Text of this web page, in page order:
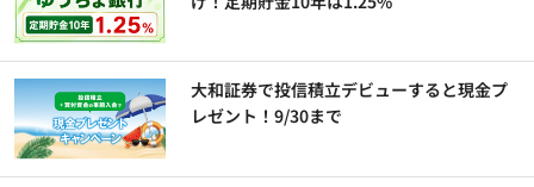
大和証券で投信積立デビューすると現金プ
レゼント！9/30まで